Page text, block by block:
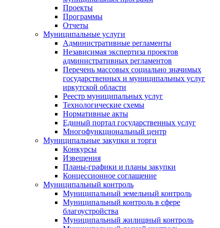
Проекты
Программы
Отчеты
Муниципальные услуги
Административные регламенты
Независимая экспертиза проектов
административных регламентов
Перечень массовых социально значимых
государственных и муниципальных услуг
иркутской области
Реестр муниципальных услуг
Технологические схемы
Нормативные акты
Единый портал государственных услуг
Многофункциональный центр
Муниципальные закупки и торги
Конкурсы
Извещения
Планы-графики и планы закупки
Концессионное соглашение
Муниципальный контроль
Муниципальный земельный контроль
Муниципальный контроль в сфере
благоустройства
Муниципальный жилищный контроль